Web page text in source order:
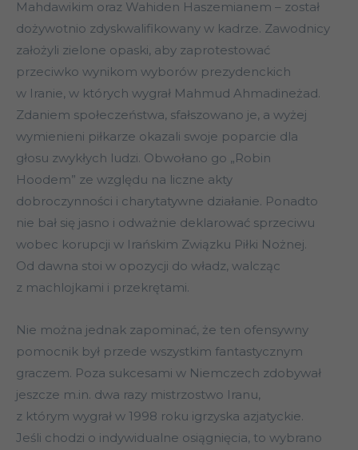
Mahdawikim oraz Wahiden Haszemianem – został
dożywotnio zdyskwalifikowany w kadrze. Zawodnicy
założyli zielone opaski, aby zaprotestować
przeciwko wynikom wyborów prezydenckich
w Iranie, w których wygrał Mahmud Ahmadineżad.
Zdaniem społeczeństwa, sfałszowano je, a wyżej
wymienieni piłkarze okazali swoje poparcie dla
głosu zwykłych ludzi. Obwołano go „Robin
Hoodem” ze względu na liczne akty
dobroczynności i charytatywne działanie. Ponadto
nie bał się jasno i odważnie deklarować sprzeciwu
wobec korupcji w Irańskim Związku Piłki Nożnej.
Od dawna stoi w opozycji do władz, walcząc
z machlojkami i przekrętami.
Nie można jednak zapominać, że ten ofensywny
pomocnik był przede wszystkim fantastycznym
graczem. Poza sukcesami w Niemczech zdobywał
jeszcze m.in. dwa razy mistrzostwo Iranu,
z którym wygrał w 1998 roku igrzyska azjatyckie.
Jeśli chodzi o indywidualne osiągnięcia, to wybrano